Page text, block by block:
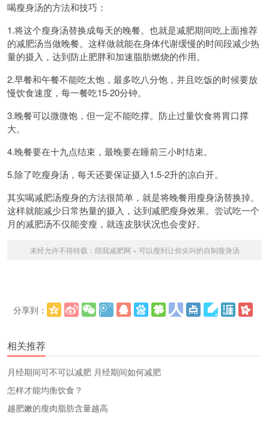
喝瘦身汤的方法和技巧：
1.将这个瘦身汤替换成每天的晚餐。也就是减肥期间吃上面推荐
的减肥汤当做晚餐。这样做就能在身体代谢缓慢的时间段减少热
量的摄入，达到防止肥胖和加速脂肪燃烧的作用。
2.早餐和午餐不能吃太饱，最多吃八分饱，并且吃饭的时候要放
慢饮食速度，每一餐吃15-20分钟。
3.晚餐可以微微饱，但一定不能吃撑。防止过量饮食将胃口撑
大。
4.晚餐要在十九点结束，最晚要在睡前三小时结束。
5.除了吃瘦身汤，每天还要保证摄入1.5-2升的凉白开。
其实喝减肥汤瘦身的方法很简单，就是将晚餐用瘦身汤替换掉。
这样就能减少日常热量的摄入，达到减肥瘦身效果。尝试吃一个
月的减肥汤不仅能变瘦，就连皮肤状况也会变好。
未经允许不得转载： 陪我减肥网 » 可以瘦到让你尖叫的自制瘦身汤
分享到：
相关推荐
​月经期间可不可以减肥 月经期间如何减肥
怎样才能均衡饮食？
越肥嫩的瘦肉脂肪含量越高